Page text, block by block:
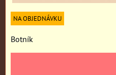
NA OBJEDNÁVKU
Botník